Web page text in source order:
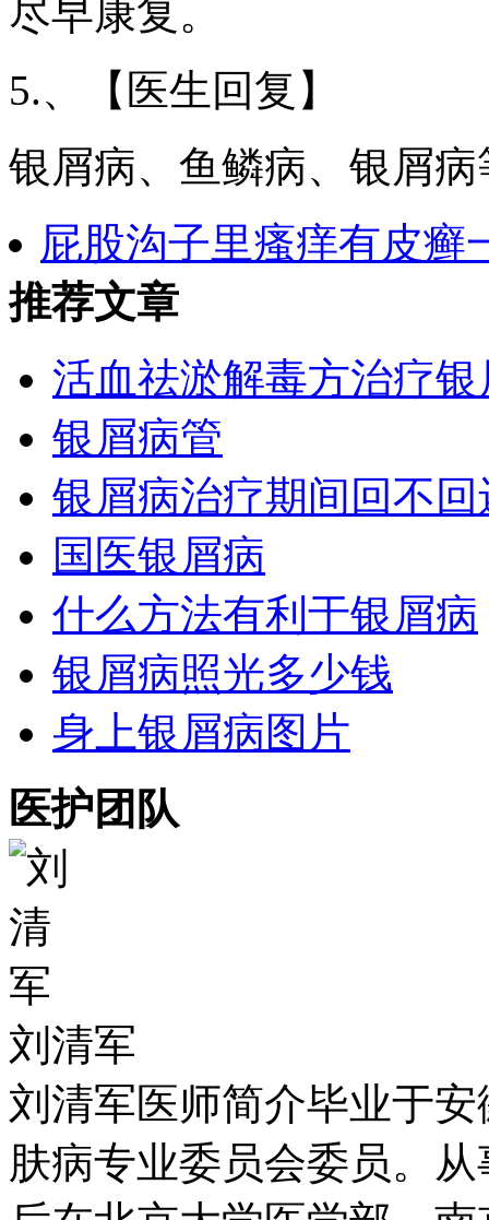
尽早康复。
5.、【医生回复】
银屑病、鱼鳞病、银屑
屁股沟子里瘙痒有皮癣
推荐文章
活血祛淤解毒方治疗银
银屑病管
银屑病治疗期间回不回
国医银屑病
什么方法有利于银屑病
银屑病照光多少钱
身上银屑病图片
医护团队
刘清军
刘清军医师简介毕业于
肤病专业委员会委员。